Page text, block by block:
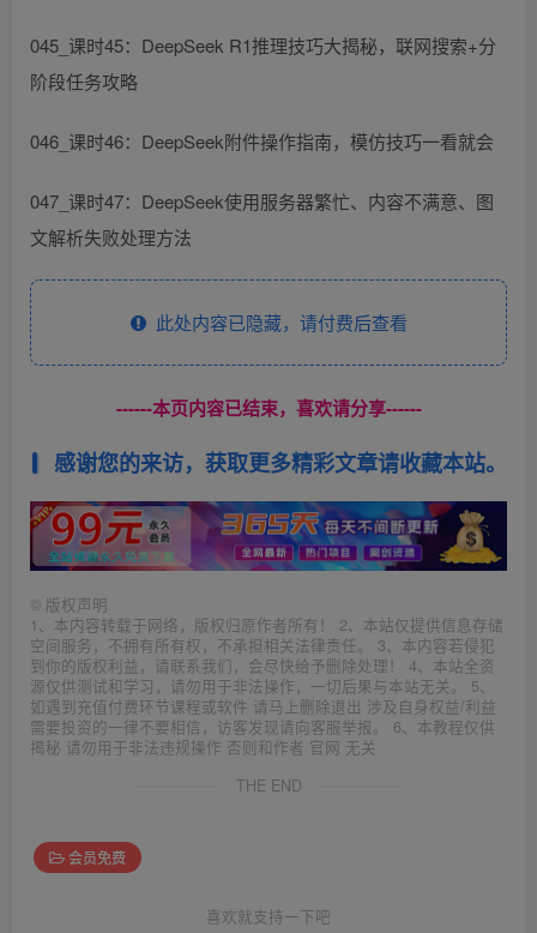
045_课时45：DeepSeek R1推理技巧大揭秘，联网搜索+分
阶段任务攻略
046_课时46：DeepSeek附件操作指南，模仿技巧一看就会
047_课时47：DeepSeek使用服务器繁忙、内容不满意、图
文解析失败处理方法
此处内容已隐藏，请付费后查看
------本页内容已结束，喜欢请分享------
感谢您的来访，获取更多精彩文章请收藏本站。
© 版权声明
1、本内容转载于网络，版权归原作者所有！ 2、本站仅提供信息存储
空间服务，不拥有所有权，不承担相关法律责任。 3、本内容若侵犯
到你的版权利益，请联系我们，会尽快给予删除处理！ 4、本站全资
源仅供测试和学习，请勿用于非法操作，一切后果与本站无关。 5、
如遇到充值付费环节课程或软件 请马上删除退出 涉及自身权益/利益
需要投资的一律不要相信，访客发现请向客服举报。 6、本教程仅供
揭秘 请勿用于非法违规操作 否则和作者 官网 无关
THE END
会员免费
喜欢就支持一下吧